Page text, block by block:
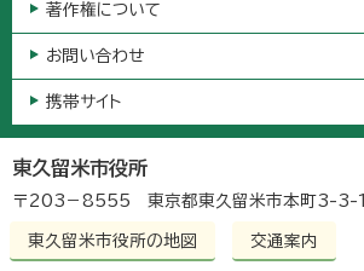
著作権について
お問い合わせ
携帯サイト
東久留米市役所
〒203－8555 東京都東久留米市本町3-3-1
東久留米市役所の地図 交通案内